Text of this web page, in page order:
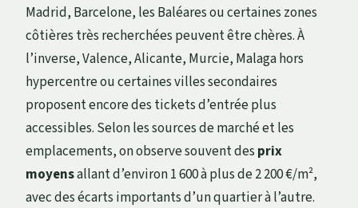
Madrid, Barcelone, les Baléares ou certaines zones
côtières très recherchées peuvent être chères. À
l’inverse, Valence, Alicante, Murcie, Malaga hors
hypercentre ou certaines villes secondaires
proposent encore des tickets d’entrée plus
accessibles. Selon les sources de marché et les
emplacements, on observe souvent des prix
moyensallant d’environ 1 600 à plus de 2 200 €/m²,
avec des écarts importants d’un quartier à l’autre.